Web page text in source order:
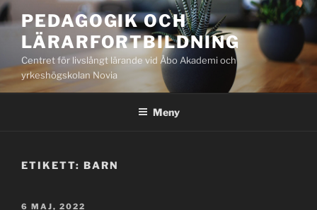
Hoppa
till
innehåll
PEDAGOGIK OCH
LÄRARFORTBILDNING
Centret för livslångt lärande vid Åbo Akademi och
yrkeshögskolan Novia
Meny
ETIKETT: BARN
PUBLICERAT
6 MAJ, 2022